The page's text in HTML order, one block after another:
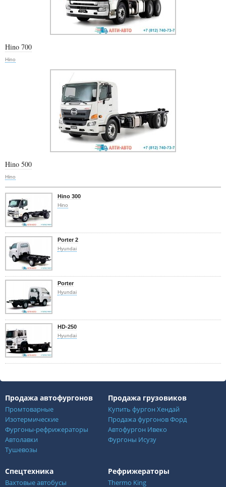
Hino 700
Hino
Hino 500
Hino
Hino 300
Hino
Porter 2
Hyundai
Porter
Hyundai
HD-250
Hyundai
Продажа автофургонов
Промтоварные
Изотермические
Фургоны-рефрижераторы
Автолавки
Тушевозы
Продажа грузовиков
Купить фургон Хендай
Продажа фургонов Форд
Автофургон Ивеко
Фургоны Исузу
Спецтехника
Вахтовые автобусы
Рефрижераторы
Thermo King